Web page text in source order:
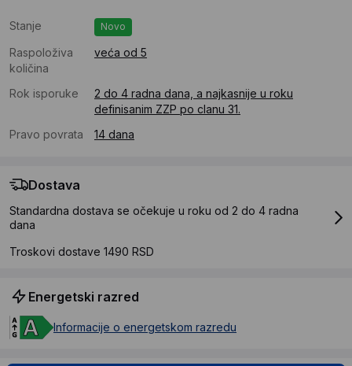
Stanje Novo
Raspoloživa
količina
veća od 5
Rok isporuke
2 do 4 radna dana, a najkasnije u roku
definisanim ZZP po clanu 31.
Pravo povrata
14 dana
Dostava
Standardna dostava se očekuje u roku od 2 do 4 radna
dana
Troskovi dostave 1490 RSD
Energetski razred
Informacije o energetskom razredu